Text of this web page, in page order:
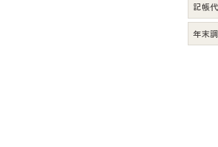
記帳
年末